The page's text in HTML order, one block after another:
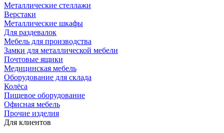
Металлические стеллажи
Верстаки
Металлические шкафы
Для раздевалок
Мебель для производства
Замки для металлической мебели
Почтовые ящики
Медицинская мебель
Оборудование для склада
Колёса
Пищевое оборудование
Офисная мебель
Прочие изделия
Для клиентов